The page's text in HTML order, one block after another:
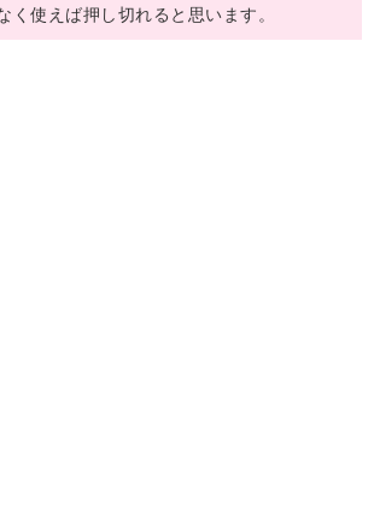
く使えば押し切れると思います。